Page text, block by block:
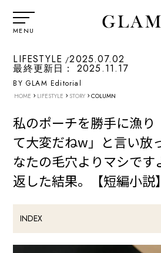
MENU
LIFESTYLE 2025.07.02
最終更新日： 2025.11.17
BY GLAM Editorial
HOME › LIFESTYLE › STORY › COLUMN
私のポーチを勝手に漁り
て大変だねw」と言い放
なたの毛穴よりマシです
返した結果。【短編小説】
INDEX